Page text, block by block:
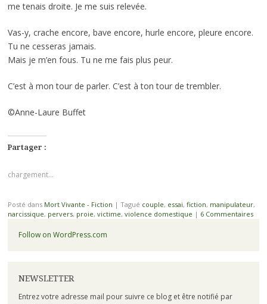
me tenais droite. Je me suis relevée.
Vas-y, crache encore, bave encore, hurle encore, pleure encore.
Tu ne cesseras jamais.
Mais je m’en fous. Tu ne me fais plus peur.
C’est à mon tour de parler. C’est à ton tour de trembler.
©Anne-Laure Buffet
Partager :
chargement…
Posté dans Mort Vivante - Fiction | Tagué couple, essai, fiction, manipulateur,
narcissique, pervers, proie, victime, violence domestique | 6 Commentaires
Follow on WordPress.com
NEWSLETTER
Entrez votre adresse mail pour suivre ce blog et être notifié par